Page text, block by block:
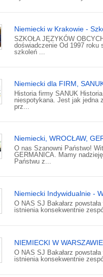
Niemiecki w Krakowie -
SZKOŁA JĘZYKÓW
doświadczenie Od 1997 roku
szkoleń ...
Niemiecki dla FIRM,
Historia firmy SANUK
niespotykana. Jest jak jedna
prz...
Niemiecki, WROCŁAW,
O nas Szanowni Państwo!
GERMANICA. Mamy
Państwu z...
Niemiecki Indywidualnie -
O NAS SJ Bakałarz
istnienia konsekwentnie
NIEMIECKI W
O NAS SJ Bakałarz
istnienia konsekwentnie